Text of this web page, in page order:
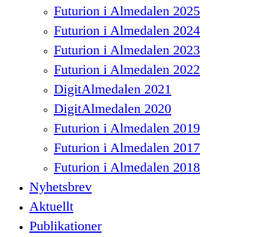
Futurion i Almedalen 2025
Futurion i Almedalen 2024
Futurion i Almedalen 2023
Futurion i Almedalen 2022
DigitAlmedalen 2021
DigitAlmedalen 2020
Futurion i Almedalen 2019
Futurion i Almedalen 2017
Futurion i Almedalen 2018
Nyhetsbrev
Aktuellt
Publikationer